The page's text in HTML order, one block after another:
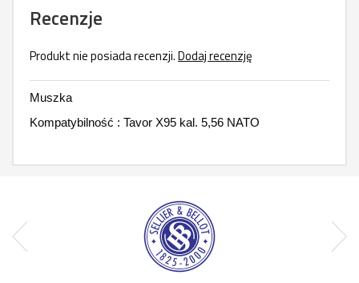
Recenzje
Produkt nie posiada recenzji.Dodaj recenzję
Muszka
Kompatybilność : Tavor X95 kal. 5,56 NATO